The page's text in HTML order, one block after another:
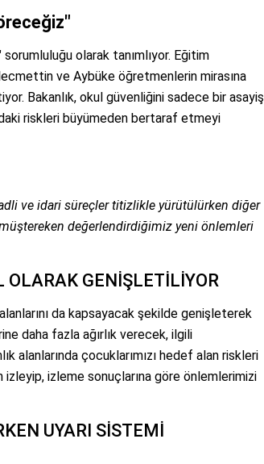
olarak tanımlıyor. Eğitim
ve Aybüke öğretmenlerin mirasına
Bakanlık, okul güvenliğini sadece bir asayiş
riskleri büyümeden bertaraf etmeyi
ve idari süreçler titizlikle yürütülürken diğer
değerlendirdiğimiz yeni önlemleri
GENİŞLETİLİYOR
da kapsayacak şekilde genişleterek
daha fazla ağırlık verecek, ilgili
alanlarında çocuklarımızı hedef alan riskleri
izleme sonuçlarına göre önlemlerimizi
UYARI SİSTEMİ